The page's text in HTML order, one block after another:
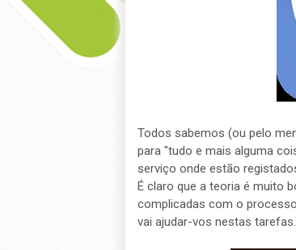
Todos sabemos (ou pelo
para "tudo e mais alguma
serviço onde estão
É claro que a teoria é muito
complicadas com o
vai ajudar-vos nestas tarefas.